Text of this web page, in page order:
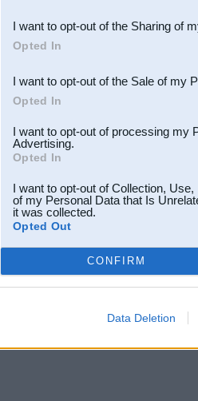
Downstream Participants
third parties.
I want to opt-out of the Sharing of
Opted In
I want to opt-out of the Sale of my
Opted In
I want to opt-out of processing my
Advertising.
Opted In
I want to opt-out of Collection,
of my Personal Data that Is
it was collected.
Opted Out
CONFIRM
Data Deletion